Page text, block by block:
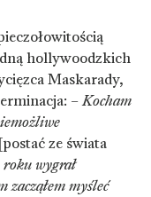
hollywoodzkich
Maskarady,
– Kocham
[postać ze świata
wygrał
myśleć